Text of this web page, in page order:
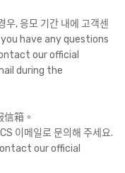
우, 응모 기간 내에 고객센
you have any questions
our official
during the
箱。
이메일로 문의해 주세요.
our official